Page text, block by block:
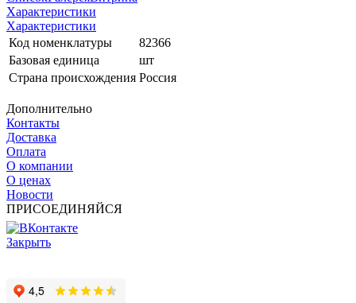
Характеристики
Характеристики
Код номенклатуры
82366
Базовая единица
шт
Страна происхождения Россия
Дополнительно
Контакты
Доставка
Оплата
О компании
О ценах
Новости
ПРИСОЕДИНЯЙСЯ
Закрыть